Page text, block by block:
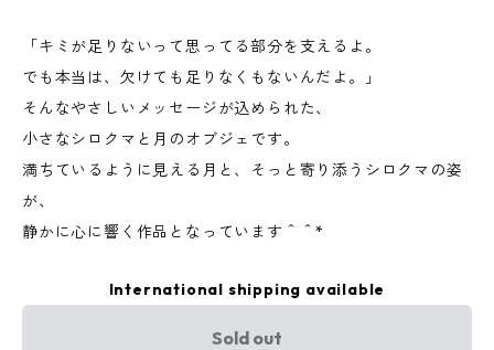
「キミが足りないって思ってる部分を支えるよ。
でも本当は、欠けても足りなくもないんだよ。」
そんなやさしいメッセージが込められた、
小さなシロクマと月のオブジェです。
満ちているように見える月と、そっと寄り添うシロクマの姿
が、
静かに心に響く作品となっています＾＾*
International shipping available
Sold out